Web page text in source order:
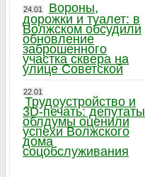
24.01
Вороны,
дорожки и туалет: в
Волжском обсудили
обновление
заброшенного
участка сквера на
улице Советской
22.01
Трудоустройство и
3D-печать: депутаты
облдумы оценили
успехи Волжского
дома
соцобслуживания